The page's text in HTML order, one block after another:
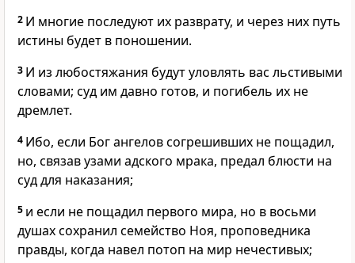
2 И многие последуют их разврату, и через них путь
истины будет в поношении.
3 И из любостяжания будут уловлять вас льстивыми
словами; суд им давно готов, и погибель их не
дремлет.
4 Ибо, если Бог ангелов согрешивших не пощадил,
но, связав узами адского мрака, предал блюсти на
суд для наказания;
5 и если не пощадил первого мира, но в восьми
душах сохранил семейство Ноя, проповедника
правды, когда навел потоп на мир нечестивых;